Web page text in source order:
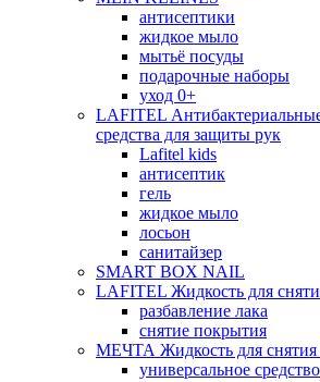
антисептики
жидкое мыло
мытьё посуды
подарочные наборы
уход 0+
LAFITEL
средства для защиты рук
Lafitel kids
антисептик
гель
жидкое мыло
лосьон
санитайзер
SMART BOX NAIL
LAFITEL Жидкость для
разбавление лака
снятие покрытия
МЕЧТА Жидкость для снятия
универсальное средство